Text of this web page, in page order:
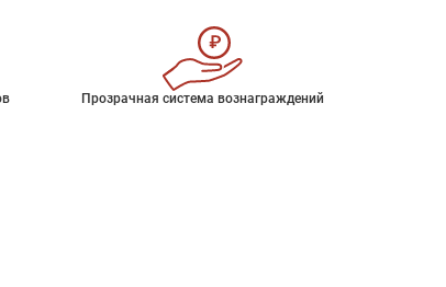
Прозрачная система вознаграждений